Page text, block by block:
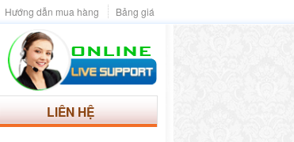
Bảng giá
Hướng dẫn mua hàng
LIÊN HỆ